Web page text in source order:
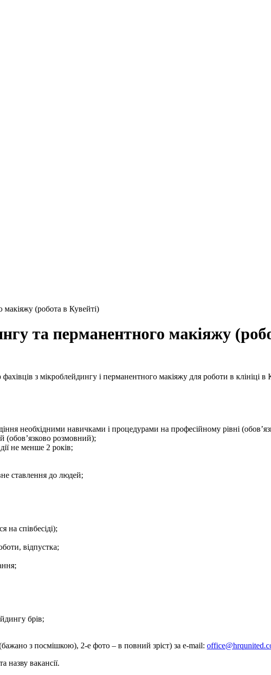
макіяжу (робота в Кувейті)
та перманентного макіяжу
з мікроблейдингу і перманентного макіяжу для роботи в клініці в
необхідними навичками і процедурами на професійному рівні
(обов’язково розмовний);
не менше 2 років;
ставлення до людей;
на співбесіді);
відпустка;
брів;
з посмішкою), 2-е фото – в повний зріст) за e-mail:
назву вакансії.